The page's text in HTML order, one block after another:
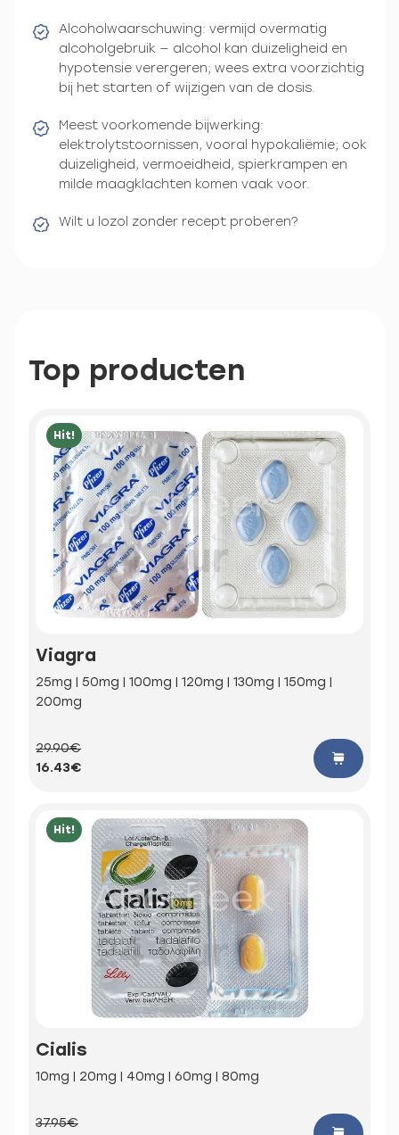
Alcoholwaarschuwing: vermijd overmatig
alcoholgebruik — alcohol kan duizeligheid en
hypotensie verergeren; wees extra voorzichtig
bij het starten of wijzigen van de dosis.
Meest voorkomende bijwerking:
elektrolytstoornissen, vooral hypokaliëmie; ook
duizeligheid, vermoeidheid, spierkrampen en
milde maagklachten komen vaak voor.
Wilt u lozol zonder recept proberen?
Top producten
Hit!
Viagra
25mg | 50mg | 100mg | 120mg | 130mg | 150mg |
200mg
29.90€
16.43€
Hit!
Cialis
10mg | 20mg | 40mg | 60mg | 80mg
37.95€